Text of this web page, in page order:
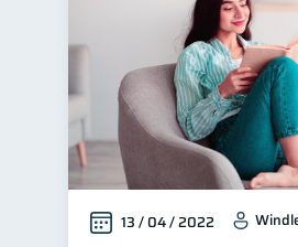
Finanzas para jóvenes 30
Control de deudas 30
Finanzas familiares 25
Inclusión financiera
Seguridad financiera
Salud financiera 12
Productos financieros 11
13 / 04 / 2022